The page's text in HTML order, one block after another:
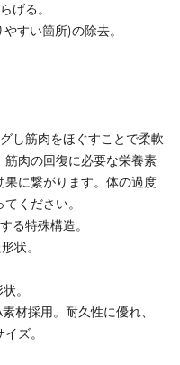
げる。
すい箇所)の除去。
し筋肉をほぐすことで柔軟
肉の回復に必要な栄養素
に繋がります。体の過度
ください。
る特殊構造。
状。
。
材採用。耐久性に優れ、
ズ。